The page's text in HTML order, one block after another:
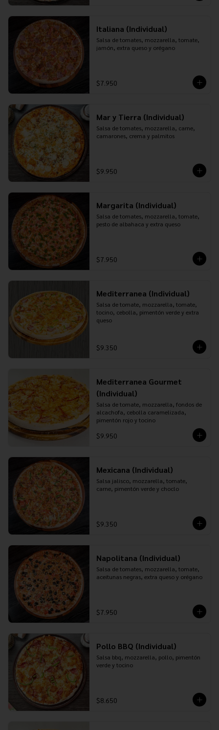
Italiana (Individual)
Salsa de tomates, mozzarella, tomate,
jamón, extra queso y orégano
$7.950
Mar y Tierra (Individual)
Salsa de tomates, mozzarella, carne,
camarones, crema y palmitos
$9.950
Margarita (Individual)
Salsa de tomates, mozzarella, tomate,
pesto de albahaca y extra queso
$7.950
Mediterranea (Individual)
Salsa de tomate, mozzarella, tomate,
tocino, cebolla, pimentón verde y extra
queso
$9.350
Mediterranea Gourmet
(Individual)
Salsa de tomate, mozzarella, fondos de
alcachofa, cebolla caramelizada,
pimentón rojo y tocino
$9.950
Mexicana (Individual)
Salsa jalisco, mozzarella, tomate,
carne, pimentón verde y choclo
$9.350
Napolitana (Individual)
Salsa de tomates, mozzarella, tomate,
aceitunas negras, extra queso y orégano
$7.950
Pollo BBQ (Individual)
Salsa bbq, mozzarella, pollo, pimentón
verde y tocino
$8.650